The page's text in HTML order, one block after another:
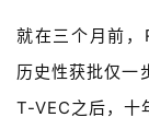
就在三个月前，
历史性获批仅一
T-VEC之后，十